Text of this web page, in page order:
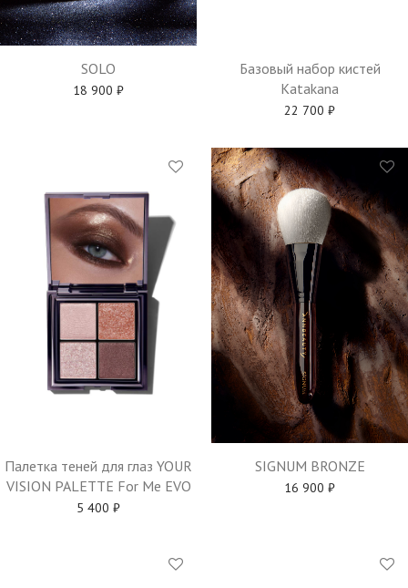
SOLO
18 900 ₽
Базовый набор кистей
Katakana
22 700 ₽
Палетка теней для глаз YOUR
VISION PALETTE For Me EVO
5 400 ₽
SIGNUM BRONZE
16 900 ₽